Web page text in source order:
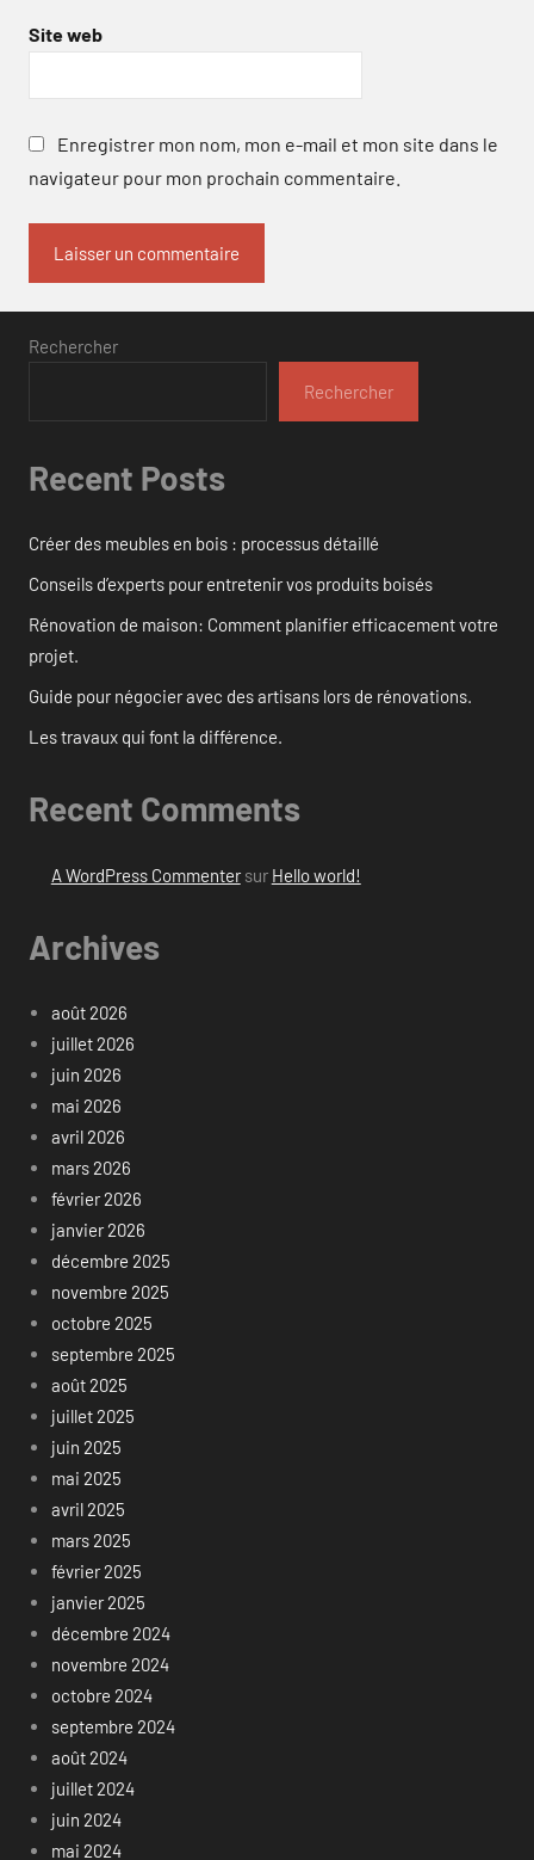
Site web
Enregistrer mon nom, mon e-mail et mon site dans le
navigateur pour mon prochain commentaire.
Rechercher
Rechercher
Recent Posts
Créer des meubles en bois : processus détaillé
Conseils d’experts pour entretenir vos produits boisés
Rénovation de maison: Comment planifier efficacement votre
projet.
Guide pour négocier avec des artisans lors de rénovations.
Les travaux qui font la différence.
Recent Comments
A WordPress Commentersur Hello world!
Archives
août 2026
juillet 2026
juin 2026
mai 2026
avril 2026
mars 2026
février 2026
janvier 2026
décembre 2025
novembre 2025
octobre 2025
septembre 2025
août 2025
juillet 2025
juin 2025
mai 2025
avril 2025
mars 2025
février 2025
janvier 2025
décembre 2024
novembre 2024
octobre 2024
septembre 2024
août 2024
juillet 2024
juin 2024
mai 2024